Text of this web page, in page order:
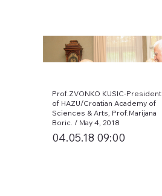
Prof.ZVONKO KUSIC-President
of HAZU/Croatian Academy of
Sciences & Arts, Prof.Marijana
Boric. / May 4, 2018
04.05.18 09:00